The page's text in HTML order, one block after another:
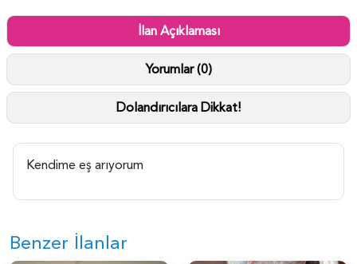
İlan Açıklaması
Yorumlar (0)
Dolandırıcılara Dikkat!
Kendime eş arıyorum
Benzer İlanlar